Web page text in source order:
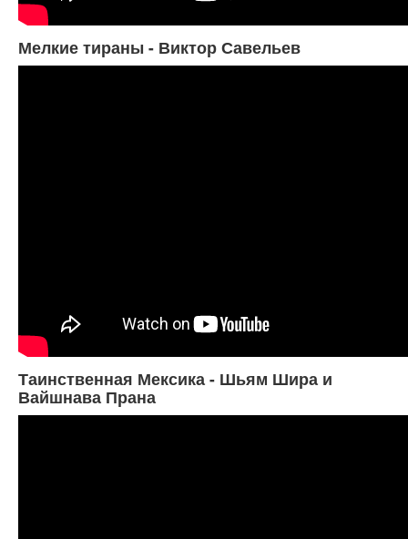
Мелкие тираны - Виктор Савельев
Таинственная Мексика - Шьям Шира и
Вайшнава Прана